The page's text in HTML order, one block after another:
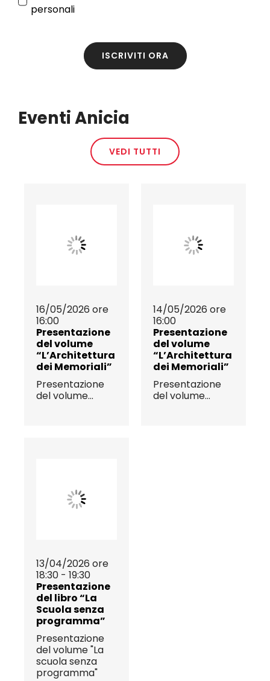
personali
ISCRIVITI ORA
Eventi Anicia
VEDI TUTTI
16/05/2026 ore
16:00
Presentazione
del volume
“L’Architettura
dei Memoriali”
Presentazione
del volume...
14/05/2026 ore
16:00
Presentazione
del volume
“L’Architettura
dei Memoriali”
Presentazione
del volume...
13/04/2026 ore
18:30 - 19:30
Presentazione
del libro “La
Scuola senza
programma”
Presentazione
del volume "La
scuola senza
programma"